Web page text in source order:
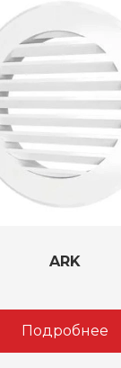
ARK
Подробнее